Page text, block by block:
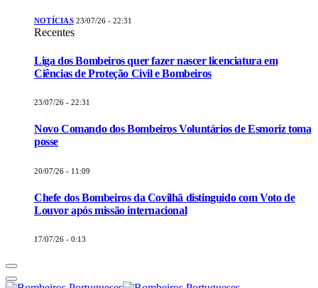
NOTÍCIAS 23/07/26 - 22:31
Recentes
Liga dos Bombeiros quer fazer nascer licenciatura em
Ciências de Proteção Civil e Bombeiros
23/07/26 - 22:31
Novo Comando dos Bombeiros Voluntários de Esmoriz toma
posse
20/07/26 - 11:09
Chefe dos Bombeiros da Covilhã distinguido com Voto de
Louvor após missão internacional
17/07/26 - 0:13